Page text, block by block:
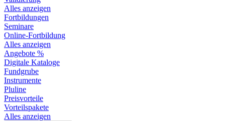
Alles anzeigen
Fortbildungen
Seminare
Online-Fortbildung
Alles anzeigen
Angebote %
Digitale Kataloge
Fundgrube
Instrumente
Pluline
Preisvorteile
Vorteilspakete
Alles anzeigen